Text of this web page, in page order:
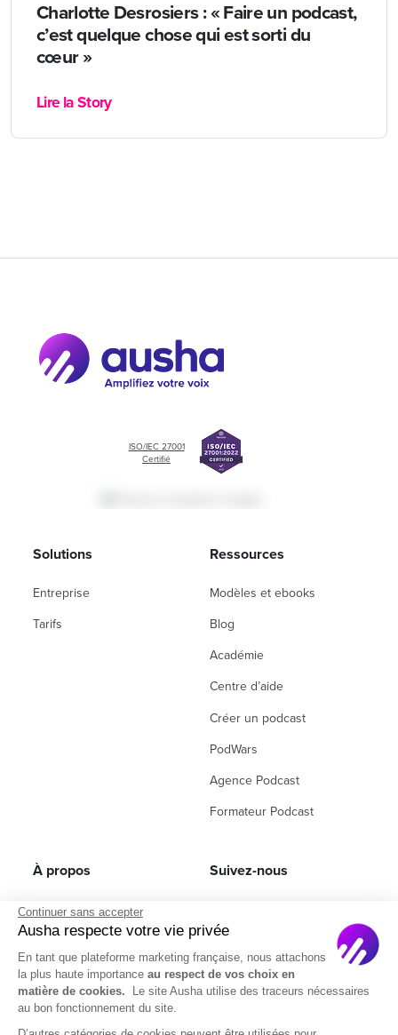
Charlotte Desrosiers : « Faire un podcast,
c’est quelque chose qui est sorti du
cœur »
Lire la Story
ISO/IEC 27001
Certifié
Solutions
Entreprise
Tarifs
Ressources
Modèles et ebooks
Blog
Académie
Centre d’aide
Créer un podcast
PodWars
Agence Podcast
Formateur Podcast
À propos
À propos de nous
Recrutement
Programme d’affiliation
Contact commercial
Suivez-nous
Facebook
Continuer sans accepter
Ausha respecte votre vie privée
En tant que plateforme marketing française, nous attachons
la plus haute importance au respect de vos choix en
matière de cookies.
Le site Ausha utilise des traceurs nécessaires
au bon fonctionnement du site.